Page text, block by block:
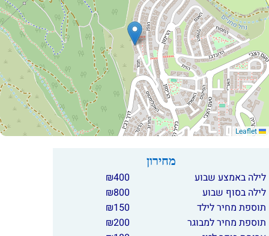
מחירון
לילה באמצע שבוע 400
₪
לילה בסוף שבוע
800
₪
תוספת מחיר לילד
150
₪
תוספת מחיר למבוגר
200
₪